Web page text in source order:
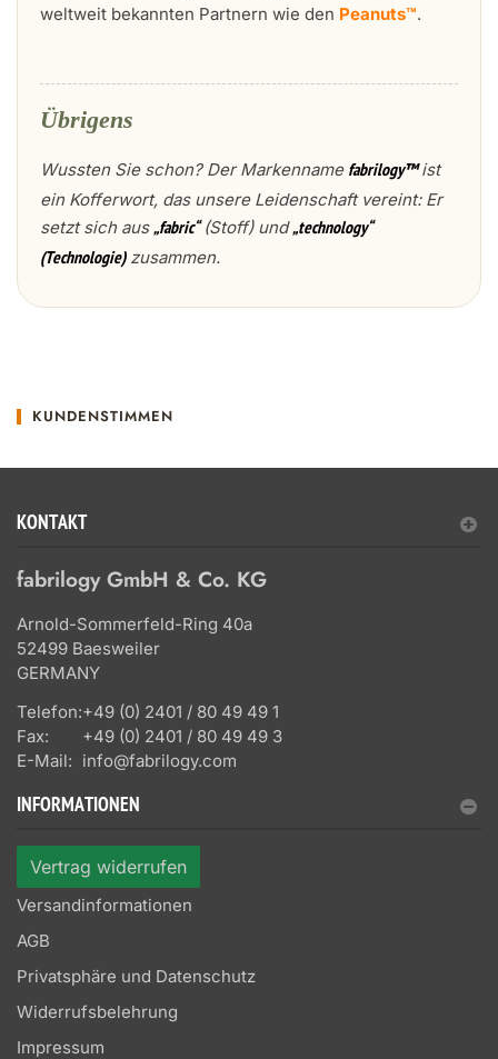
weltweit bekannten Partnern wie den Peanuts™.
Übrigens
Wussten Sie schon? Der Markenname fabrilogy™ist
ein Kofferwort, das unsere Leidenschaft vereint: Er
setzt sich aus„fabric“(Stoff) und„technology“
(Technologie)zusammen.
KUNDENSTIMMEN
KONTAKT
fabrilogy GmbH & Co. KG
Arnold-Sommerfeld-Ring 40a
52499 Baesweiler
GERMANY
Telefon:+49 (0) 2401 / 80 49 49 1
Fax:
+49 (0) 2401 / 80 49 49 3
E-Mail: info@fabrilogy.com
INFORMATIONEN
Vertrag widerrufen
Versandinformationen
AGB
Privatsphäre und Datenschutz
Widerrufsbelehrung
Impressum